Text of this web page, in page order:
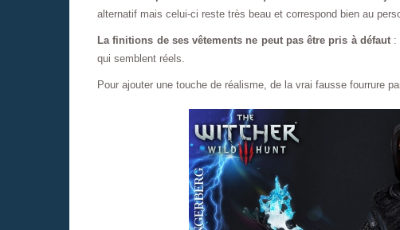
alternatif mais celui-ci reste très beau et correspond bien au
La finitions de ses vêtements ne peut pas être pris à défaut:
qui semblent réels.
Pour ajouter une touche de réalisme, de la vrai fausse fourrure